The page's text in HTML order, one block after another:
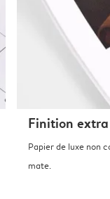
Finition
Papier de luxe non
mate.